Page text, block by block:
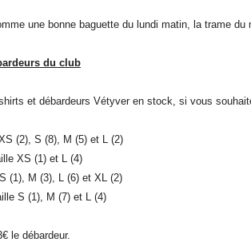
une bonne baguette du lundi matin, la trame
du club
et débardeurs Vétyver en stock, si vous
(2), S (8), M (5) et L (2)
XS (1) et L (4)
(1), M (3), L (6) et XL (2)
S (1), M (7) et L (4)
le débardeur.